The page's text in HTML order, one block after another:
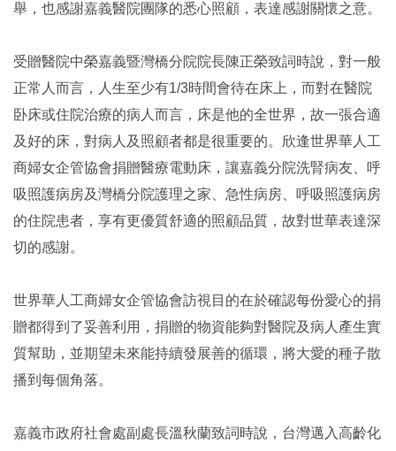
舉，也感謝嘉義醫院團隊的悉心照顧，表達感謝關懷之意。
受贈醫院中榮嘉義暨灣橋分院院長陳正榮致詞時說，對一般
正常人而言，人生至少有1/3時間會待在床上，而對在醫院
卧床或住院治療的病人而言，床是他的全世界，故一張合適
及好的床，對病人及照顧者都是很重要的。欣逢世界華人工
商婦女企管協會捐贈醫療電動床，讓嘉義分院洗腎病友、呼
吸照護病房及灣橋分院護理之家、急性病房、呼吸照護病房
的住院患者，享有更優質舒適的照顧品質，故對世華表達深
切的感謝。
世界華人工商婦女企管協會訪視目的在於確認每份愛心的捐
贈都得到了妥善利用，捐贈的物資能夠對醫院及病人產生實
質幫助，並期望未來能持續發展善的循環，將大愛的種子散
播到每個角落。
嘉義市政府社會處副處長溫秋蘭致詞時說，台灣邁入高齡化